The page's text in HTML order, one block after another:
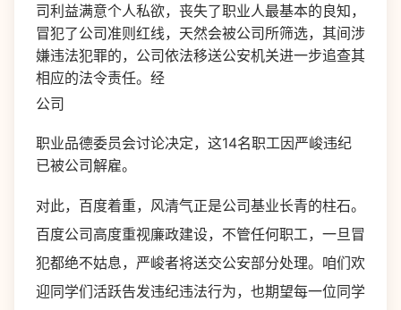
司利益满意个人私欲，丧失了职业人最基本的良知，
冒犯了公司准则红线，天然会被公司所筛选，其间涉
嫌违法犯罪的，公司依法移送公安机关进一步追查其
相应的法令责任。经
公司
职业品德委员会讨论决定，这14名职工因严峻违纪
已被公司解雇。
对此，百度着重，风清气正是公司基业长青的柱石。
百度公司高度重视廉政建设，不管任何职工，一旦冒
犯都绝不姑息，严峻者将送交公安部分处理。咱们欢
迎同学们活跃告发违纪违法行为，也期望每一位同学